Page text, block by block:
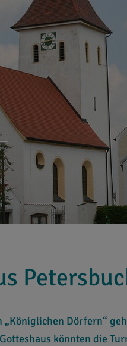
„Königlichen Dörfern“
könnten die